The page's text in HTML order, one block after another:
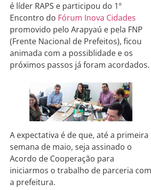
é líder RAPS e participou do 1º
Encontro do Fórum Inova Cidades
promovido pelo Arapyaú e pela FNP
(Frente Nacional de Prefeitos), ficou
animada com a possiblidade e os
próximos passos já foram acordados.
A expectativa é de que, até a primeira
semana de maio, seja assinado o
Acordo de Cooperação para
iniciarmos o trabalho de parceria com
a prefeitura.